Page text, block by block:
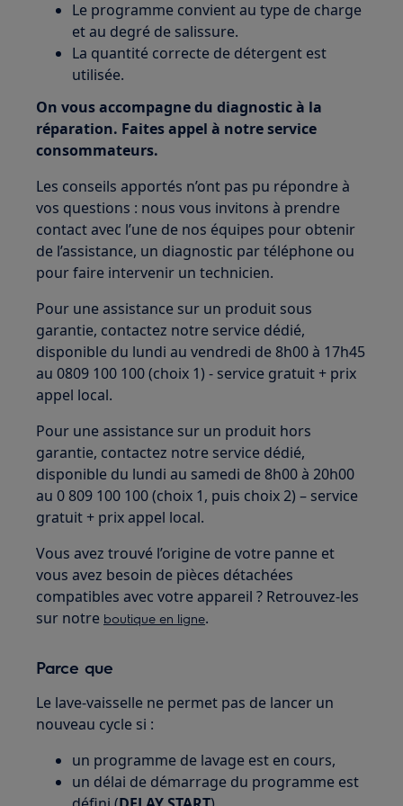
Le programme convient au type de charge
et au degré de salissure.
La quantité correcte de détergent est
utilisée.
On vous accompagne du diagnostic à la
réparation. Faites appel à notre service
consommateurs.
Les conseils apportés n’ont pas pu répondre à
vos questions : nous vous invitons à prendre
contact avec l’une de nos équipes pour obtenir
de l’assistance, un diagnostic par téléphone ou
pour faire intervenir un technicien.
Pour une assistance sur un produit sous
garantie, contactez notre service dédié,
disponible du lundi au vendredi de 8h00 à 17h45
au 0809 100 100 (choix 1) - service gratuit + prix
appel local.
Pour une assistance sur un produit hors
garantie, contactez notre service dédié,
disponible du lundi au samedi de 8h00 à 20h00
au 0 809 100 100 (choix 1, puis choix 2) – service
gratuit + prix appel local.
Vous avez trouvé l’origine de votre panne et
vous avez besoin de pièces détachées
compatibles avec votre appareil ? Retrouvez-les
sur notre boutique en ligne.
Parce que
Le lave-vaisselle ne permet pas de lancer un
nouveau cycle si :
un programme de lavage est en cours,
un délai de démarrage du programme est